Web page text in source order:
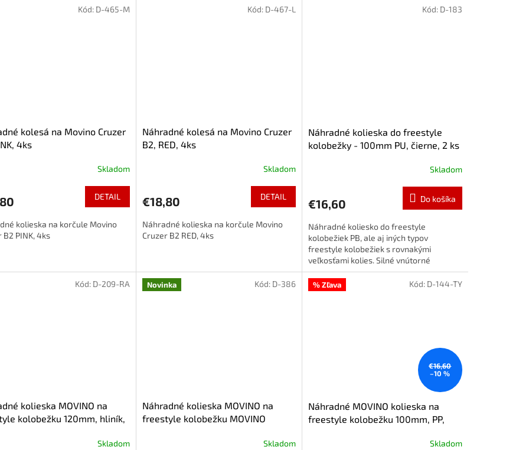
kolesá na Movino Cruzer
4ks
Skladom
DETAIL
kolieska na korčule Movino
B2 PINK, 4ks
Kód: D-465-M
Náhradné kolesá na Movino Cruzer
B2, RED, 4ks
Skladom
€18,80 DETAIL
Náhradné kolieska na korčule Movino
Cruzer B2 RED, 4ks
Kód: D-467-L
Náhradné kolieska do freestyle
kolobežky - 100mm PU, čierne, 2 ks
Skladom
€16,60 Do košíka
Náhradné koliesko do freestyle
kolobežiek PB, ale aj iných typov
freestyle kolobežiek s rovnakými
veľkosťami kolies. Silné vnútorné
hliníkové jadro, zosilnená PU vrstva s...
Kód: D-183
kolieska MOVINO na
kolobežku 120mm, hliník,
Skladom
Kód: D-209-RA Novinka
Náhradné kolieska MOVINO na
freestyle kolobežku MOVINO
Skladom
Kód: D-386 % Zľava
€16,60
–10 %
Náhradné MOVINO kolieska na
freestyle kolobežku 100mm, PP,
Skladom
Kód: D-144-TY